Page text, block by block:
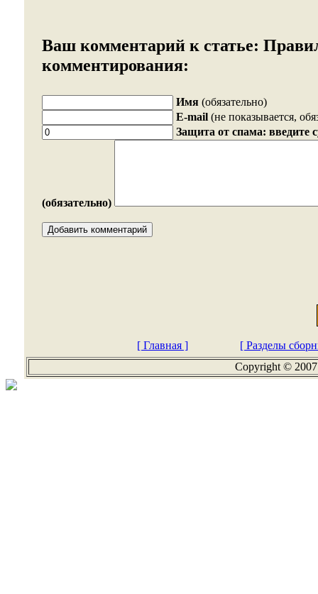
Ваш комментарий к статье:
комментирования:
Имя (обязательно)
E-mail (не показывается,
Защита от спама: введите
(обязательно)
[ Главная ]
[ Разделы
Copyright ©